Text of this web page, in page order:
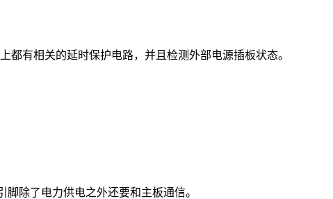
都有相关的延时保护电路，并且检测外部电源插板状态。
脚除了电力供电之外还要和主板通信。